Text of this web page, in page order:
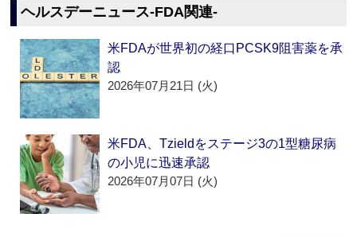
ヘルスデーニュース‐FDA関連‐
米FDAが世界初の経口PCSK9阻害薬を承
認
2026年07月21日 (火)
米FDA、Tzieldをステージ3の1型糖尿病
の小児に迅速承認
2026年07月07日 (火)